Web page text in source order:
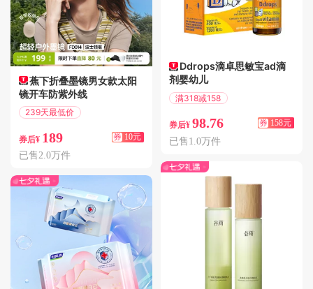
蕉下折叠墨镜男女款太阳
镜开车防紫外线
239天最低价
券后¥ 189 券 10元
已售2.0万件
Ddrops滴卓思敏宝ad滴
剂婴幼儿
满318减158
券后¥ 98.76 券 158元
已售1.0万件